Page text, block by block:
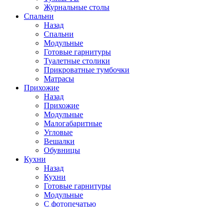
Журнальные столы
Спальни
Назад
Спальни
Модульные
Готовые гарнитуры
Туалетные столики
Прикроватные тумбочки
Матрасы
Прихожие
Назад
Прихожие
Модульные
Малогабаритные
Угловые
Вешалки
Обувницы
Кухни
Назад
Кухни
Готовые гарнитуры
Модульные
С фотопечатью